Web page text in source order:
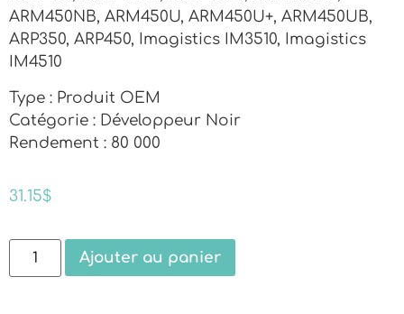
ARM450NB, ARM450U, ARM450U+, ARM450UB,
ARP350, ARP450, Imagistics IM3510, Imagistics
IM4510
Type : Produit OEM
Catégorie : Développeur Noir
Rendement : 80 000
31.15$
Ajouter au panier